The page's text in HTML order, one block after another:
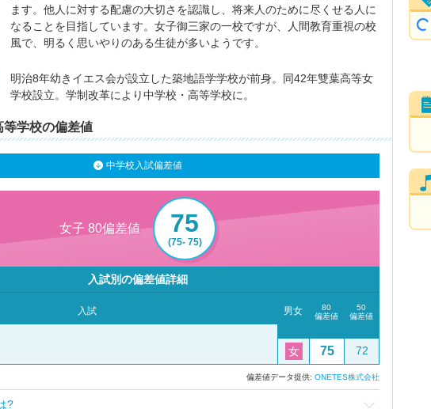
ます。他人に対する配慮の大切さを認識し、将来人のために尽くせる人に
なることを目指しています。女子御三家の一校ですが、人間教育重視の校
風で、明るく思いやりのある生徒が多いようです。
明治8年幼きイエス会が設立した築地語学学校が前身。同42年雙葉高等女
学校設立。学制改革により中学校・高等学校に。
学校の偏差値
中学校入試偏差値
75
(75- 75)
女子 80偏差値
入試別の偏差値詳細
入試 男女
80
偏差値
50
偏差値
女 75 72
偏差値データ提供: ONETES株式会社
?